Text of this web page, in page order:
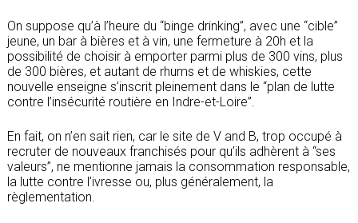
On suppose qu’à l’heure du “binge drinking”, avec une “cible”
jeune, un bar à bières et à vin, une fermeture à 20h et la
possibilité de choisir à emporter parmi plus de 300 vins, plus
de 300 bières, et autant de rhums et de whiskies, cette
nouvelle enseigne s’inscrit pleinement dans le “plan de lutte
contre l’insécurité routière en Indre-et-Loire”.
En fait, on n’en sait rien, car le site de V and B, trop occupé à
recruter de nouveaux franchisés pour qu’ils adhèrent à “ses
valeurs”, ne mentionne jamais la consommation responsable,
la lutte contre l’ivresse ou, plus généralement, la
règlementation.